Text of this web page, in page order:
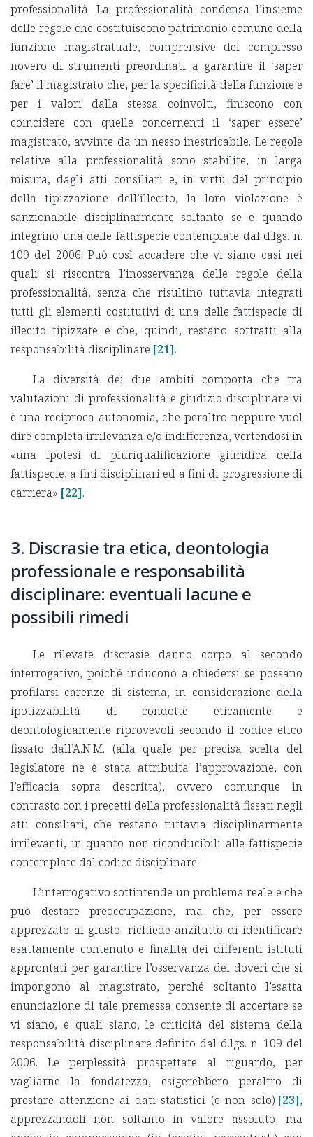
professionalità. La professionalità condensa l’insieme
delle regole che costituiscono patrimonio comune della
funzione magistratuale, comprensive del complesso
novero di strumenti preordinati a garantire il ‘saper
fare’ il magistrato che, per la specificità della funzione e
per i valori dalla stessa coinvolti, finiscono con
coincidere con quelle concernenti il ‘saper essere’
magistrato, avvinte da un nesso inestricabile. Le regole
relative alla professionalità sono stabilite, in larga
misura, dagli atti consiliari e, in virtù del principio
della tipizzazione dell’illecito, la loro violazione è
sanzionabile disciplinarmente soltanto se e quando
integrino una delle fattispecie contemplate dal d.lgs. n.
109 del 2006. Può così accadere che vi siano casi nei
quali si riscontra l’inosservanza delle regole della
professionalità, senza che risultino tuttavia integrati
tutti gli elementi costitutivi di una delle fattispecie di
illecito tipizzate e che, quindi, restano sottratti alla
responsabilità disciplinare [21].
La diversità dei due ambiti comporta che tra
valutazioni di professionalità e giudizio disciplinare vi
è una reciproca autonomia, che peraltro neppure vuol
dire completa irrilevanza e/o indifferenza, vertendosi in
«una ipotesi di pluriqualificazione giuridica della
fattispecie, a fini disciplinari ed a fini di progressione di
carriera» [22].
3. Discrasie tra etica, deontologia
professionale e responsabilità
disciplinare: eventuali lacune e
possibili rimedi
Le rilevate discrasie danno corpo al secondo
interrogativo, poiché inducono a chiedersi se possano
profilarsi carenze di sistema, in considerazione della
ipotizzabilità di condotte eticamente e
deontologicamente riprovevoli secondo il codice etico
fissato dall’A.N.M. (alla quale per precisa scelta del
legislatore ne è stata attribuita l’approvazione, con
l’efficacia sopra descritta), ovvero comunque in
contrasto con i precetti della professionalità fissati negli
atti consiliari, che restano tuttavia disciplinarmente
irrilevanti, in quanto non riconducibili alle fattispecie
contemplate dal codice disciplinare.
L’interrogativo sottintende un problema reale e che
può destare preoccupazione, ma che, per essere
apprezzato al giusto, richiede anzitutto di identificare
esattamente contenuto e finalità dei differenti istituti
approntati per garantire l’osservanza dei doveri che si
impongono al magistrato, perché soltanto l’esatta
enunciazione di tale premessa consente di accertare se
vi siano, e quali siano, le criticità del sistema della
responsabilità disciplinare definito dal d.lgs. n. 109 del
2006. Le perplessità prospettate al riguardo, per
vagliarne la fondatezza, esigerebbero peraltro di
prestare attenzione ai dati statistici (e non solo) [23],
apprezzandoli non soltanto in valore assoluto, ma